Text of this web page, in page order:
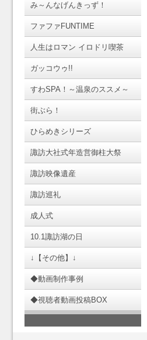
み～んなげんきっず！
ファファFUNTIME
人生はロマン イロドリ喫茶
ガッコウゥ!!
すわSPA！～温泉のススメ～
街ぶら！
ひらめきシリーズ
諏訪大社式年造営御柱大祭
諏訪映像遺産
諏訪巡礼
成人式
10.1諏訪湖の日
↓【その他】↓
◆動画制作事例
◆視聴者動画投稿BOX